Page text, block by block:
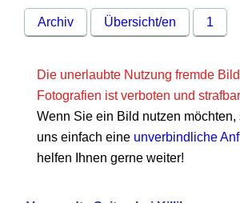
Archiv Übersicht/en 1
Die unerlaubte Nutzung fremde
Fotografien ist verboten und
Wenn Sie ein Bild nutzen
uns einfach eine unverbindliche
helfen Ihnen gerne weiter!